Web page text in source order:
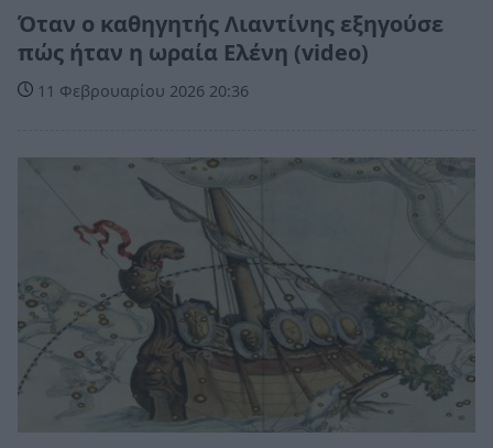
Όταν ο καθηγητής Λιαντίνης εξηγούσε
πώς ήταν η ωραία Ελένη (video)
11 Φεβρουαρίου 2026 20:36